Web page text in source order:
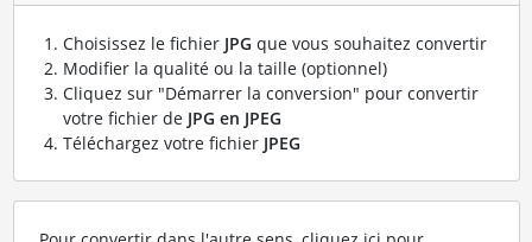
Choisissez le fichier JPG que vous souhaitez convertir
Modifier la qualité ou la taille (optionnel)
Cliquez sur "Démarrer la conversion" pour convertir
votre fichier de JPG en JPEG
Téléchargez votre fichier JPEG